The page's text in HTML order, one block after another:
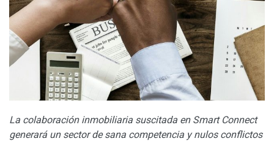
La colaboración inmobiliaria suscitada en Smart Connect
generará un sector de sana competencia y nulos conflictos